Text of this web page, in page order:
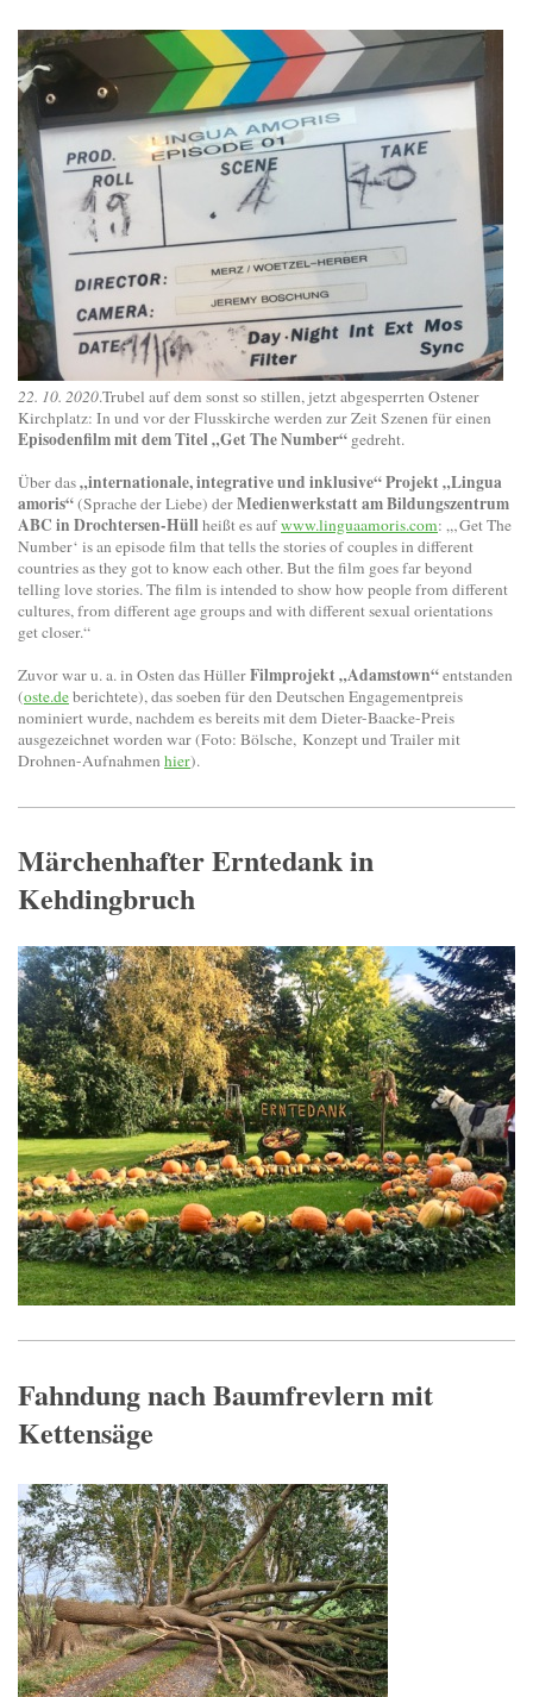
22. 10. 2020.Trubel auf dem sonst so stillen, jetzt abgesperrten Ostener
Kirchplatz: In und vor der Flusskirche werden zur Zeit Szenen für einen
Episodenfilm mit dem Titel „Get The Number“ gedreht.
Über das„internationale, integrative und inklusive“ Projekt „Lingua
amoris“(Sprache der Liebe) derMedienwerkstatt am Bildungszentrum
ABC in Drochtersen-Hüllheißt es aufwww.linguaamoris.com: „‚Get The
Number‘ is an episode film that tells the stories of couples in different
countries as they got to know each other. But the film goes far beyond
telling love stories. The film is intended to show how people from different
cultures, from different age groups and with different sexual orientations
get closer.“
Zuvor war u. a. in Osten das HüllerFilmprojekt „Adamstown“entstanden
(oste.deberichtete), das soeben für den Deutschen Engagementpreis
nominiert wurde, nachdem es bereits mit dem Dieter-Baacke-Preis
ausgezeichnet worden war (Foto: Bölsche, Konzept und Trailer mit
Drohnen-Aufnahmen hier).
Märchenhafter Erntedank in
Kehdingbruch
Fahndung nach Baumfrevlern mit
Kettensäge